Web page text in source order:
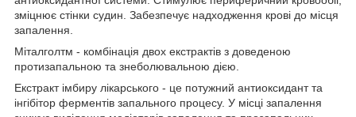
зміцнює стінки судин. Забезпечує надходження крові до місця
запалення.
Міталголтм - комбінація двох екстрактів з доведеною
протизапальною та знеболювальною дією.
Екстракт імбиру лікарського - це потужний антиоксидант та
інгібітор ферментів запального процесу. У місці запалення